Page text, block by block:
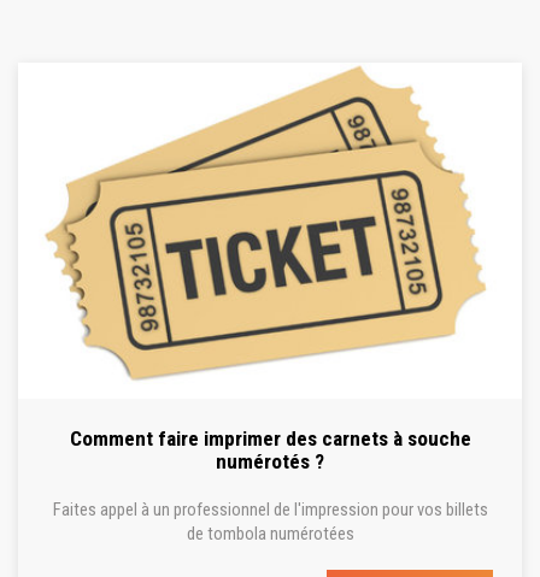
Comment faire imprimer des carnets à souche
numérotés ?
Faites appel à un professionnel de l'impression pour vos billets
de tombola numérotées